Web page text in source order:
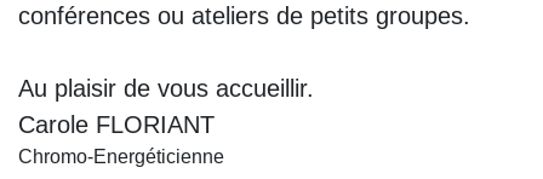
conférences ou ateliers de petits groupes.
Au plaisir de vous accueillir.
Carole FLORIANT
Chromo-Energéticienne